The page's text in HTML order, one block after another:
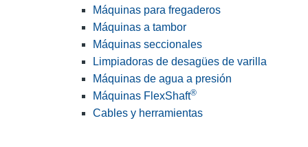
Máquinas para fregaderos
Máquinas a tambor
Máquinas seccionales
Limpiadoras de desagües de varilla
Máquinas de agua a presión
Máquinas FlexShaft®
Cables y herramientas